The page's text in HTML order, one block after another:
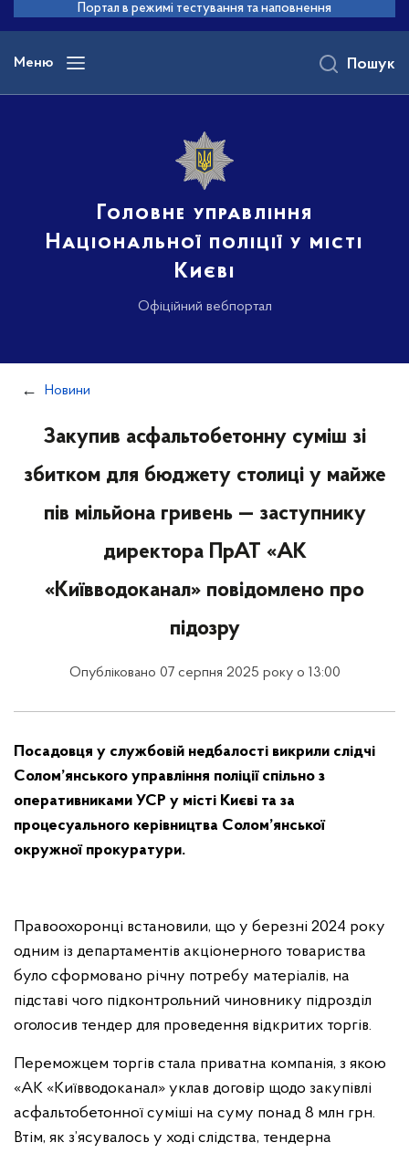
основного
вмісту
Портал в режимі тестування та наповнення
Меню
Головне управління
Національної поліції у місті
Києві
Офіційний вебпортал
Пошук
Новини
Закупив асфальтобетонну суміш зі
збитком для бюджету столиці у майже
пів мільйона гривень — заступнику
директора ПрАТ «АК
«Київводоканал» повідомлено про
підозру
Опубліковано 07 серпня 2025 року о 13:00
Посадовця у службовій недбалості викрили слідчі
Солом’янського управління поліції спільно з
оперативниками УСР у місті Києві та за
процесуального керівництва Солом’янської
окружної прокуратури.
Правоохоронці встановили, що у березні 2024 року
одним із департаментів акціонерного товариства
було сформовано річну потребу матеріалів, на
підставі чого підконтрольний чиновнику підрозділ
оголосив тендер для проведення відкритих торгів.
Переможцем торгів стала приватна компанія, з якою
«АК «Київводоканал» уклав договір щодо закупівлі
асфальтобетонної суміші на суму понад 8 млн грн.
Втім, як з’ясувалось у ході слідства, тендерна